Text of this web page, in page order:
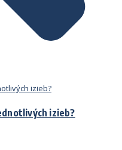
izieb?